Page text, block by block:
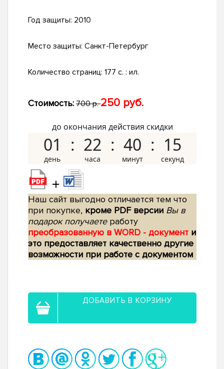
Год защиты: 2010
Место защиты: Санкт-Петербург
Количество страниц: 177 с. : ил.
Стоимость: 700 р.250 руб.
до окончания действия скидки
01 22 40 14
+
Наш сайт выгодно отличается тем что
при покупке, кроме PDF версии Вы в
подарок получаетеработу
преобразованную в WORD - документ и
это предоставляет качественно другие
возможности при работе с документом
ДОБАВИТЬ В КОРЗИНУ